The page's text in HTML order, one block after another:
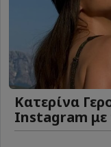
Κατερίνα
Instagram με